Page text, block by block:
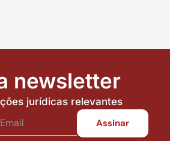
newsletter
jurídicas relevantes